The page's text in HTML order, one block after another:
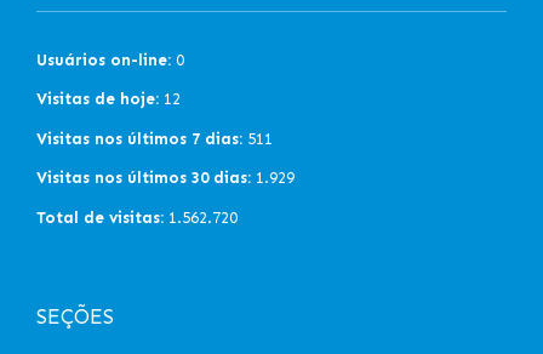
Usuários on-line: 0
Visitas de hoje: 12
Visitas nos últimos 7 dias: 511
Visitas nos últimos 30 dias: 1.929
Total de visitas: 1.562.720
SEÇÕES